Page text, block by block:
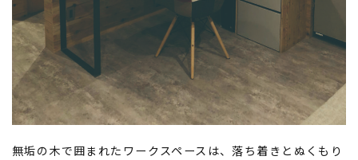
無垢の木で囲まれたワークスペースは、落ち着きとぬくもり